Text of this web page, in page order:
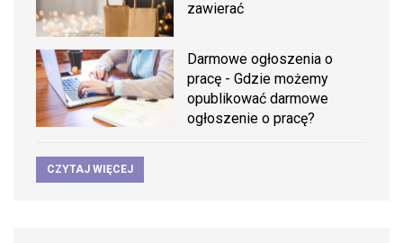
zawierać
Darmowe ogłoszenia o
pracę - Gdzie możemy
opublikować darmowe
ogłoszenie o pracę?
CZYTAJ WIĘCEJ